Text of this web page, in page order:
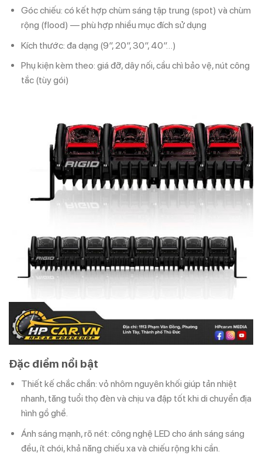
Góc chiếu: có kết hợp chùm sáng tập trung (spot) và chùm
rộng (flood) — phù hợp nhiều mục đích sử dụng
Kích thước: đa dạng (9″, 20″, 30″, 40″…)
Phụ kiện kèm theo: giá đỡ, dây nối, cầu chì bảo vệ, nút công
tắc (tùy gói)
Đặc điểm nổi bật
Thiết kế chắc chắn: vỏ nhôm nguyên khối giúp tản nhiệt
nhanh, tăng tuổi thọ đèn và chịu va đập tốt khi di chuyển địa
hình gồ ghề.
Ánh sáng mạnh, rõ nét: công nghệ LED cho ánh sáng sáng
đều, ít chói, khả năng chiếu xa và chiếu rộng khi cần.